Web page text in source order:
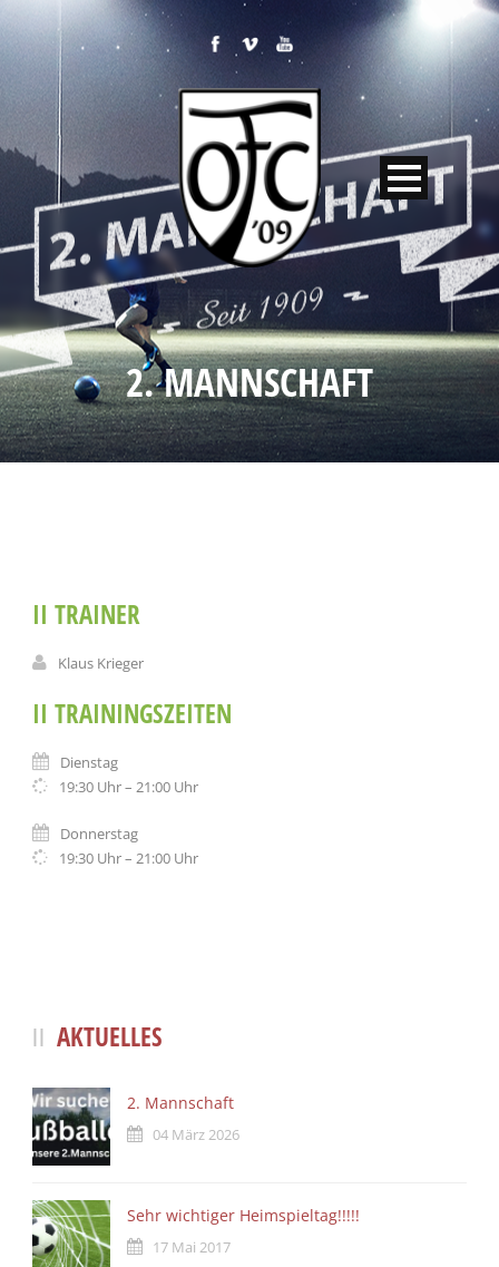
2. MANNSCHAFT
II TRAINER
Klaus Krieger
II TRAININGSZEITEN
Dienstag
19:30 Uhr – 21:00 Uhr
Donnerstag
19:30 Uhr – 21:00 Uhr
AKTUELLES
2. Mannschaft
04 März 2026
Sehr wichtiger Heimspieltag!!!!!
17 Mai 2017